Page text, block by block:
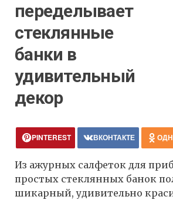
переделывает
стеклянные
банки в
удивительный
декор
PINTEREST ВКОНТАКТЕ
Из ажурных салфеток для
простых стеклянных банок
шикарный, удивительно